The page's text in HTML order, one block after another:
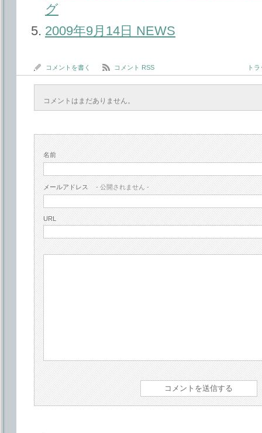
グ
2009年9月14日 NEWS
コメントを書く コメント RSS ト
コメントはまだありません。
名前
メールアドレス - 公開されません -
URL